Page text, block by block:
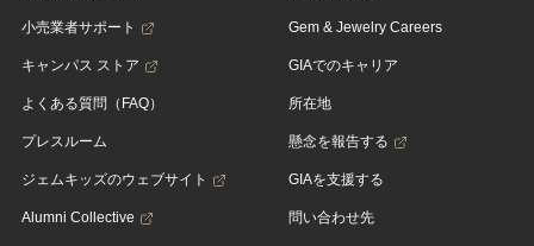
小売業者サポート
キャンパス ストア
よくある質問（FAQ）
プレスルーム
ジェムキッズのウェブサイト
Alumni Collective
Gem & Jewelry Careers
GIAでのキャリア
所在地
懸念を報告する
GIAを支援する
問い合わせ先